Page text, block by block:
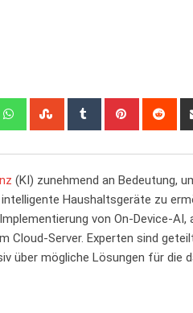
WhatsappStumbleUpon
Tumblr Pinterest
(KI) ⁣zunehmend‍ an Bedeutung,
Haushaltsgeräte⁣ zu
von On-Device-
Server. Experten sind
über mögliche Lösungen für die